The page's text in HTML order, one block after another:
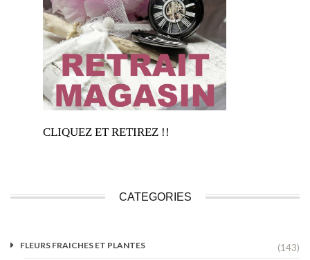
CLIQUEZ ET RETIREZ !!
CATEGORIES
FLEURS FRAICHES ET PLANTES (143)